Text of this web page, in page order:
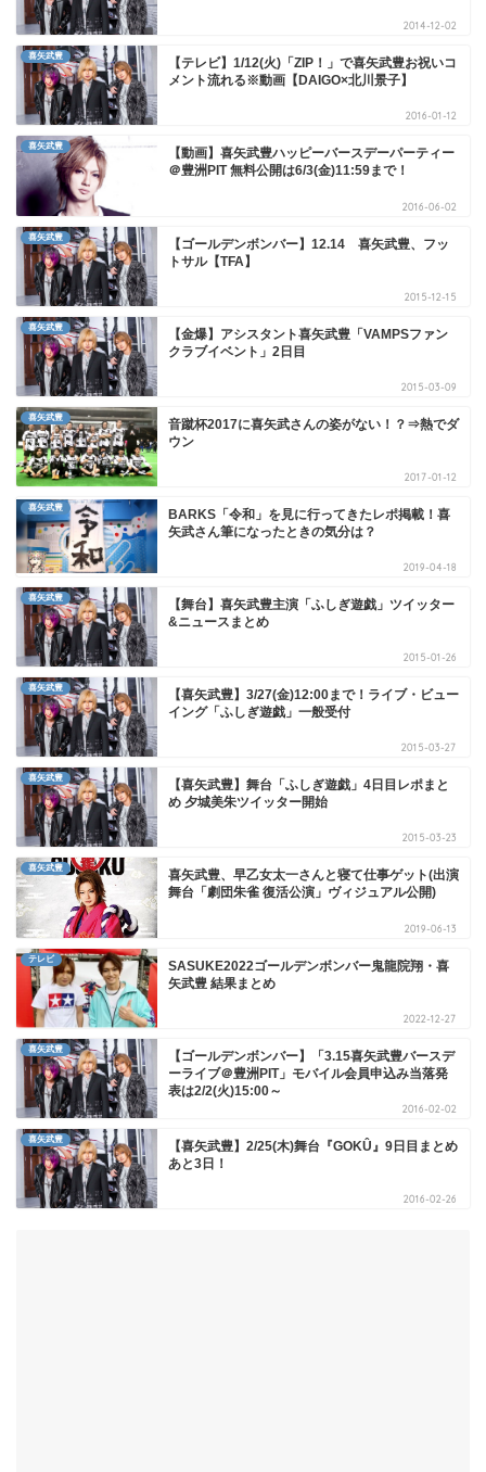
2014-12-02
喜矢武豊
【テレビ】1/12(火)「ZIP！」で喜矢武豊お祝いコ
メント流れる※動画【DAIGO×北川景子】
2016-01-12
喜矢武豊
【動画】喜矢武豊ハッピーバースデーパーティー
＠豊洲PIT 無料公開は6/3(金)11:59まで！
2016-06-02
喜矢武豊
【ゴールデンボンバー】12.14 喜矢武豊、フッ
トサル【TFA】
2015-12-15
喜矢武豊
【金爆】アシスタント喜矢武豊「VAMPSファン
クラブイベント」2日目
2015-03-09
喜矢武豊
音蹴杯2017に喜矢武さんの姿がない！？⇒熱でダ
ウン
2017-01-12
喜矢武豊
BARKS「令和」を見に行ってきたレポ掲載！喜
矢武さん筆になったときの気分は？
2019-04-18
喜矢武豊
【舞台】喜矢武豊主演「ふしぎ遊戯」ツイッター
&ニュースまとめ
2015-01-26
喜矢武豊
【喜矢武豊】3/27(金)12:00まで！ライブ・ビュー
イング「ふしぎ遊戯」一般受付
2015-03-27
喜矢武豊
【喜矢武豊】舞台「ふしぎ遊戯」4日目レポまと
め 夕城美朱ツイッター開始
2015-03-23
喜矢武豊
喜矢武豊、早乙女太一さんと寝て仕事ゲット(出演
舞台「劇団朱雀 復活公演」ヴィジュアル公開)
2019-06-13
テレビ
SASUKE2022ゴールデンボンバー鬼龍院翔・喜
矢武豊 結果まとめ
2022-12-27
喜矢武豊
【ゴールデンボンバー】「3.15喜矢武豊バースデ
ーライブ＠豊洲PIT」モバイル会員申込み当落発
表は2/2(火)15:00～
2016-02-02
喜矢武豊
【喜矢武豊】2/25(木)舞台『GOKÛ』9日目まとめ
あと3日！
2016-02-26